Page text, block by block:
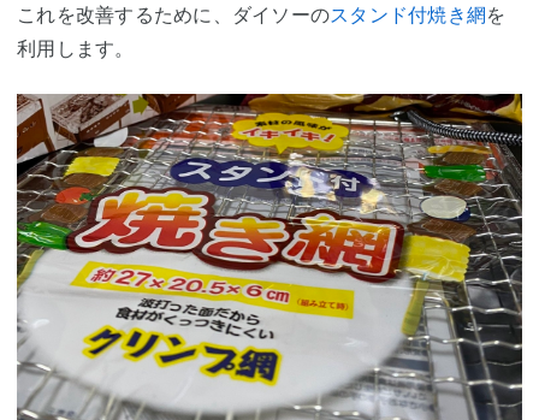
これを改善するために、ダイソーのスタンド付焼き網を
利用します。